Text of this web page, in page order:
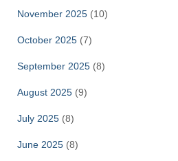
November 2025 (10)
October 2025 (7)
September 2025 (8)
August 2025 (9)
July 2025 (8)
June 2025 (8)